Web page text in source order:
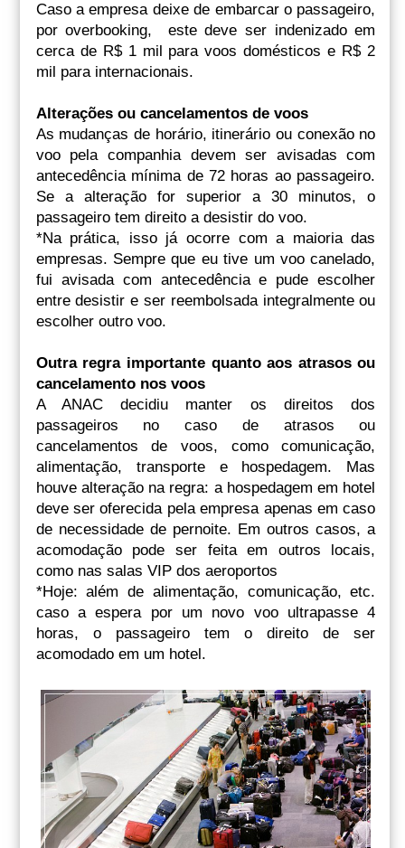
Caso a empresa deixe de embarcar o passageiro,
por overbooking, este deve ser indenizado em
cerca de R$ 1 mil para voos domésticos e R$ 2
mil para internacionais.
Alterações ou cancelamentos de voos
As mudanças de horário, itinerário ou conexão no
voo pela companhia devem ser avisadas com
antecedência mínima de 72 horas ao passageiro.
Se a alteração for superior a 30 minutos, o
passageiro tem direito a desistir do voo.
*Na prática, isso já ocorre com a maioria das
empresas. Sempre que eu tive um voo canelado,
fui avisada com antecedência e pude escolher
entre desistir e ser reembolsada integralmente ou
escolher outro voo.
Outra regra importante quanto aos atrasos ou
cancelamento nos voos
A ANAC decidiu manter os direitos dos
passageiros no caso de atrasos ou
cancelamentos de voos, como comunicação,
alimentação, transporte e hospedagem. Mas
houve alteração na regra: a hospedagem em hotel
deve ser oferecida pela empresa apenas em caso
de necessidade de pernoite. Em outros casos, a
acomodação pode ser feita em outros locais,
como nas salas VIP dos aeroportos
*Hoje: além de alimentação, comunicação, etc.
caso a espera por um novo voo ultrapasse 4
horas, o passageiro tem o direito de ser
acomodado em um hotel.